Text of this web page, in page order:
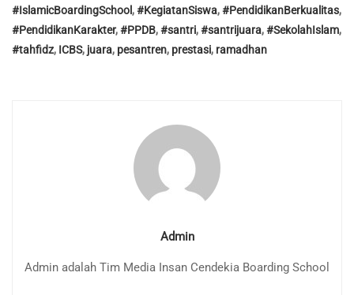
#IslamicBoardingSchool ,#KegiatanSiswa,#PendidikanBerkualitas,
#PendidikanKarakter,#PPDB,#santri,#santrijuara,#SekolahIslam,
#tahfidz, ICBS, juara, pesantren, prestasi, ramadhan
Admin
Admin adalah Tim Media Insan Cendekia Boarding School